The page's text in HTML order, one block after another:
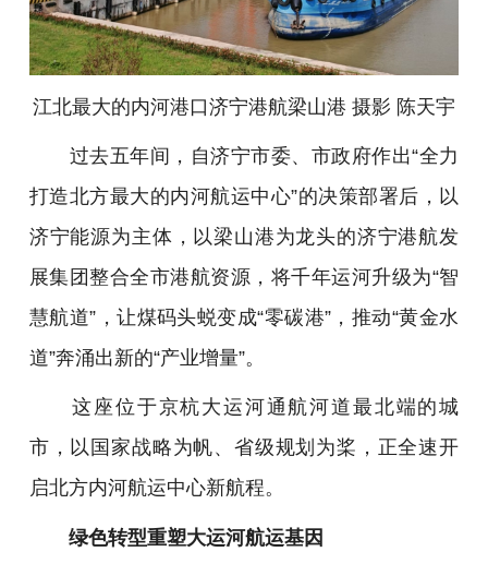
江北最大的内河港口济宁港航梁山港 摄影 陈天宇
过去五年间，自济宁市委、市政府作出“全力
打造北方最大的内河航运中心”的决策部署后，以
济宁能源为主体，以梁山港为龙头的济宁港航发
展集团整合全市港航资源，将千年运河升级为“智
慧航道”，让煤码头蜕变成“零碳港”，推动“黄金水
道”奔涌出新的“产业增量”。
这座位于京杭大运河通航河道最北端的城
市，以国家战略为帆、省级规划为桨，正全速开
启北方内河航运中心新航程。
绿色转型重塑大运河航运基因